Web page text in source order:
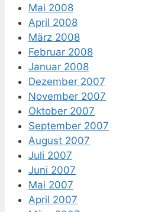
Mai 2008
April 2008
März 2008
Februar 2008
Januar 2008
Dezember 2007
November 2007
Oktober 2007
September 2007
August 2007
Juli 2007
Juni 2007
Mai 2007
April 2007